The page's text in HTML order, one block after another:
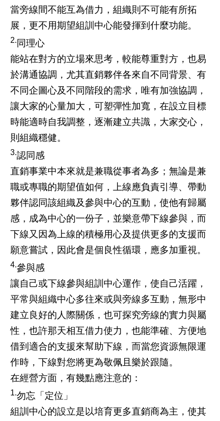
當旁線間不能互為借力，組織則不可能有所拓
展，更不用期望組訓中心能發揮到什麼功能。
2. 同理心
能站在對方的立場來思考，較能尊重對方，也易
於溝通協調，尤其直銷夥伴各來自不同背景、有
不同企圖心及不同階段的需求，唯有加強協調，
讓大家的心量加大，可塑彈性加寬，在設立目標
時能適時自我調整，逐漸建立共識，大家交心，
則組織穩健。
3.認同感
直銷事業中本來就是兼職從事者為多；無論是兼
職或專職的期望值如何，上線應負責引導、帶動
夥伴認同該組織及參與中心的互動，使他有歸屬
感，成為中心的一份子，並樂意帶下線參與，而
下線又因為上線的積極用心及提供更多的支援而
願意嘗試，因此會是個良性循環，應多加重視。
4.參與感
讓自己或下線參與組訓中心運作，使自己活躍，
平常與組織中心多往來或與旁線多互動，無形中
建立良好的人際關係，也可探究旁線的實力與屬
性，也許那天相互借力使力，也能準確、方便地
借到適合的支援來幫助下線，而當您資源無限運
作時，下線對您將更為敬佩且樂於跟隨。
在經營方面，有幾點應注意的：
1.勿忘「定位」
組訓中心的設立是以培育更多直銷商為主，使其